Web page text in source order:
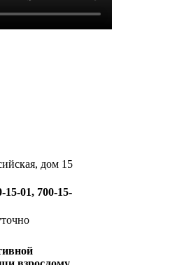
дом 15
15-01, 700-15-